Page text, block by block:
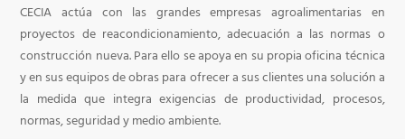
CECIA actúa con las grandes empresas agroalimentarias en
proyectos de reacondicionamiento, adecuación a las normas o
construcción nueva. Para ello se apoya en su propia oficina técnica
y en sus equipos de obras para ofrecer a sus clientes una solución a
la medida que integra exigencias de productividad, procesos,
normas, seguridad y medio ambiente.